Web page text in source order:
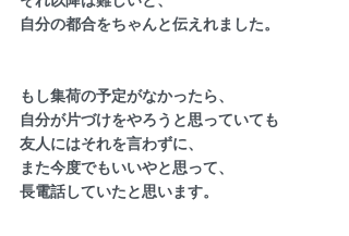
自分の都合をちゃんと伝えれました。
もし集荷の予定がなかったら、
自分が片づけをやろうと思っていても
友人にはそれを言わずに、
また今度でもいいやと思って、
長電話していたと思います。